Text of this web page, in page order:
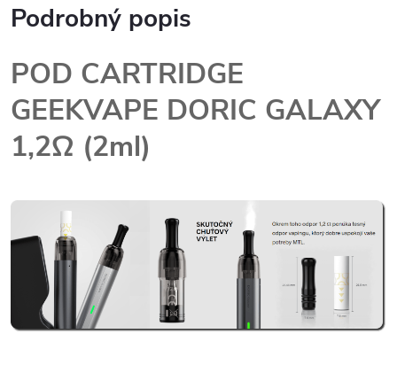
Podrobný popis
POD CARTRIDGE
GEEKVAPE DORIC GALAXY
1,2Ω (2ml)